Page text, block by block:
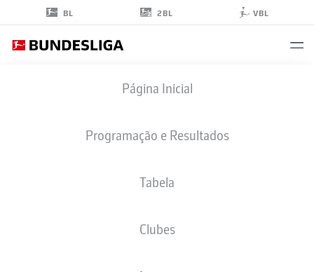
BL 2BL VBL
Página Inicial
Programação e Resultados
Tabela
Clubes